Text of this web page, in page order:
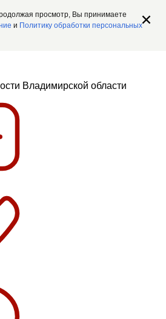
просмотр, Вы принимаете
и Политику обработки персональных
Владимирской области